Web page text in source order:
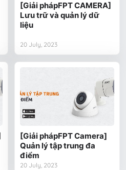
[Giải phápFPT CAMERA]
Lưu trữ và quản lý dữ
liệu
20 July, 2023
[Giải phápFPT Camera]
Quản lý tập trung đa
điểm
20 July, 2023